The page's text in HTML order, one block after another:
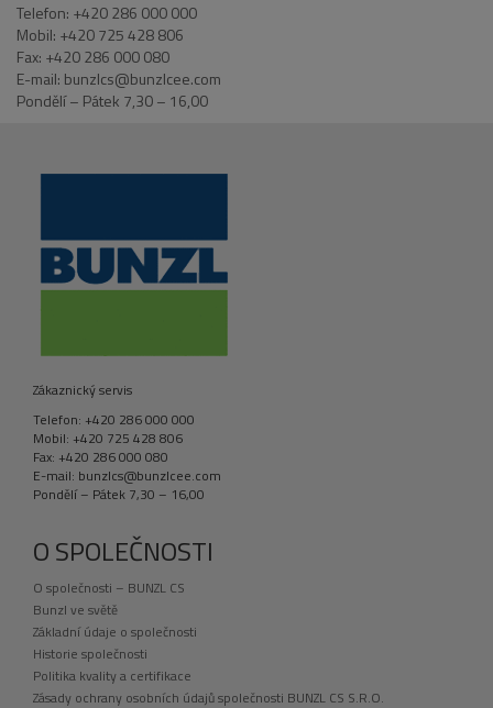
Telefon: +420 286 000 000
Mobil: +420 725 428 806
Fax: +420 286 000 080
E-mail: bunzlcs@bunzlcee.com
Pondělí – Pátek 7,30 – 16,00
Zákaznický servis
Telefon: +420 286 000 000
Mobil: +420 725 428 806
Fax: +420 286 000 080
E-mail: bunzlcs@bunzlcee.com
Pondělí – Pátek 7,30 – 16,00
O SPOLEČNOSTI
O společnosti – BUNZL CS
Bunzl ve světě
Základní údaje o společnosti
Historie společnosti
Politika kvality a certifikace
Zásady ochrany osobních údajů společnosti BUNZL CS S.R.O.